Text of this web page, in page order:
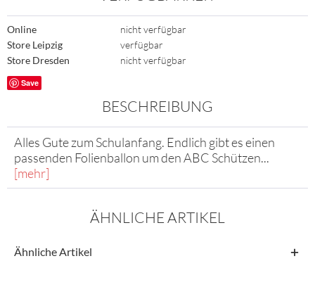
Online
nicht verfügbar
Store Leipzig
verfügbar
Store Dresden
nicht verfügbar
Save
BESCHREIBUNG
Alles Gute zum Schulanfang. Endlich gibt es einen
passenden Folienballon um den ABC Schützen...
[mehr]
ÄHNLICHE ARTIKEL
Ähnliche Artikel